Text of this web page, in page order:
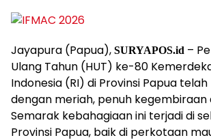
Jayapura (Papua), SURYAPOS.id –
Ulang Tahun (HUT) ke-80
Indonesia (RI) di Provinsi Papua
dengan meriah, penuh kegembiraan
Semarak kebahagiaan ini terjadi di
Provinsi Papua, baik di perkotaan